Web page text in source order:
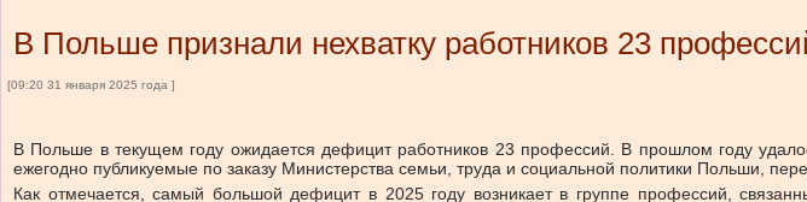
В Польше признали нехватку работников 23
[09:20 31 января 2025 года ]
В Польше в текущем году ожидается дефицит работников 23 профессий. В прошлом году
ежегодно публикуемые по заказу Министерства семьи, труда и социальной политики Польши,
Как отмечается, самый большой дефицит в 2025 году возникает в группе профессий,